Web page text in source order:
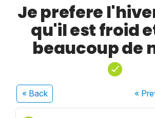
Je prefere
qu'il est froid
beaucoup de
« Back «